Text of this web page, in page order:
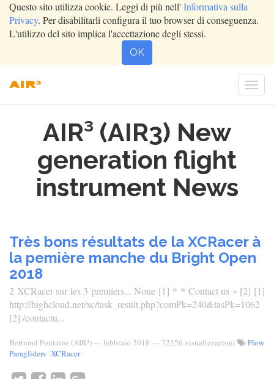
Questo sito utilizza cookie. Leggi di più nell' Informativa sulla
Privacy. Per disabilitarli configura il tuo browser di conseguenza.
L'utilizzo del sito implica l'accettazione degli stessi.
OK
AIR³ (AIR3) New
generation flight
instrument News
Très bons résultats de la XCRacer à
la pemière manche du Bright Open
2018
2 XCRacer sur les 3 premiers... None [1] * * Contact us » [2] [1]
http://highcloud.net/xc/task_result.php?comPk=240&tasPk=1062
[2] /contactu...
Bertrand Fontaine (AIR³)—febbraio 2018 — 72256 visualizzazioni
Flow
Paragliders XCRacer